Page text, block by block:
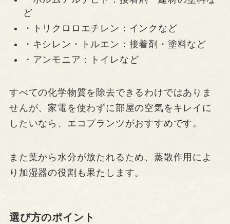
ど
・トリクロロエチレン：インクなど
・キシレン・トルエン：接着剤・塗料など
・アンモニア：トイレなど
すべての化学物質を除去できるわけではありま
せんが、家電を使わずに部屋の空気をキレイに
したいなら、エコプランツがおすすめです。
また葉から水分が放たれるため、蒸散作用によ
り加湿器の役割も果たします。
選び方のポイント